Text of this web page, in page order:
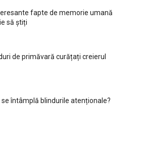
fapte de memorie umană
să știți
de primăvară curățați creierul
se întâmplă blindurile atenționale?